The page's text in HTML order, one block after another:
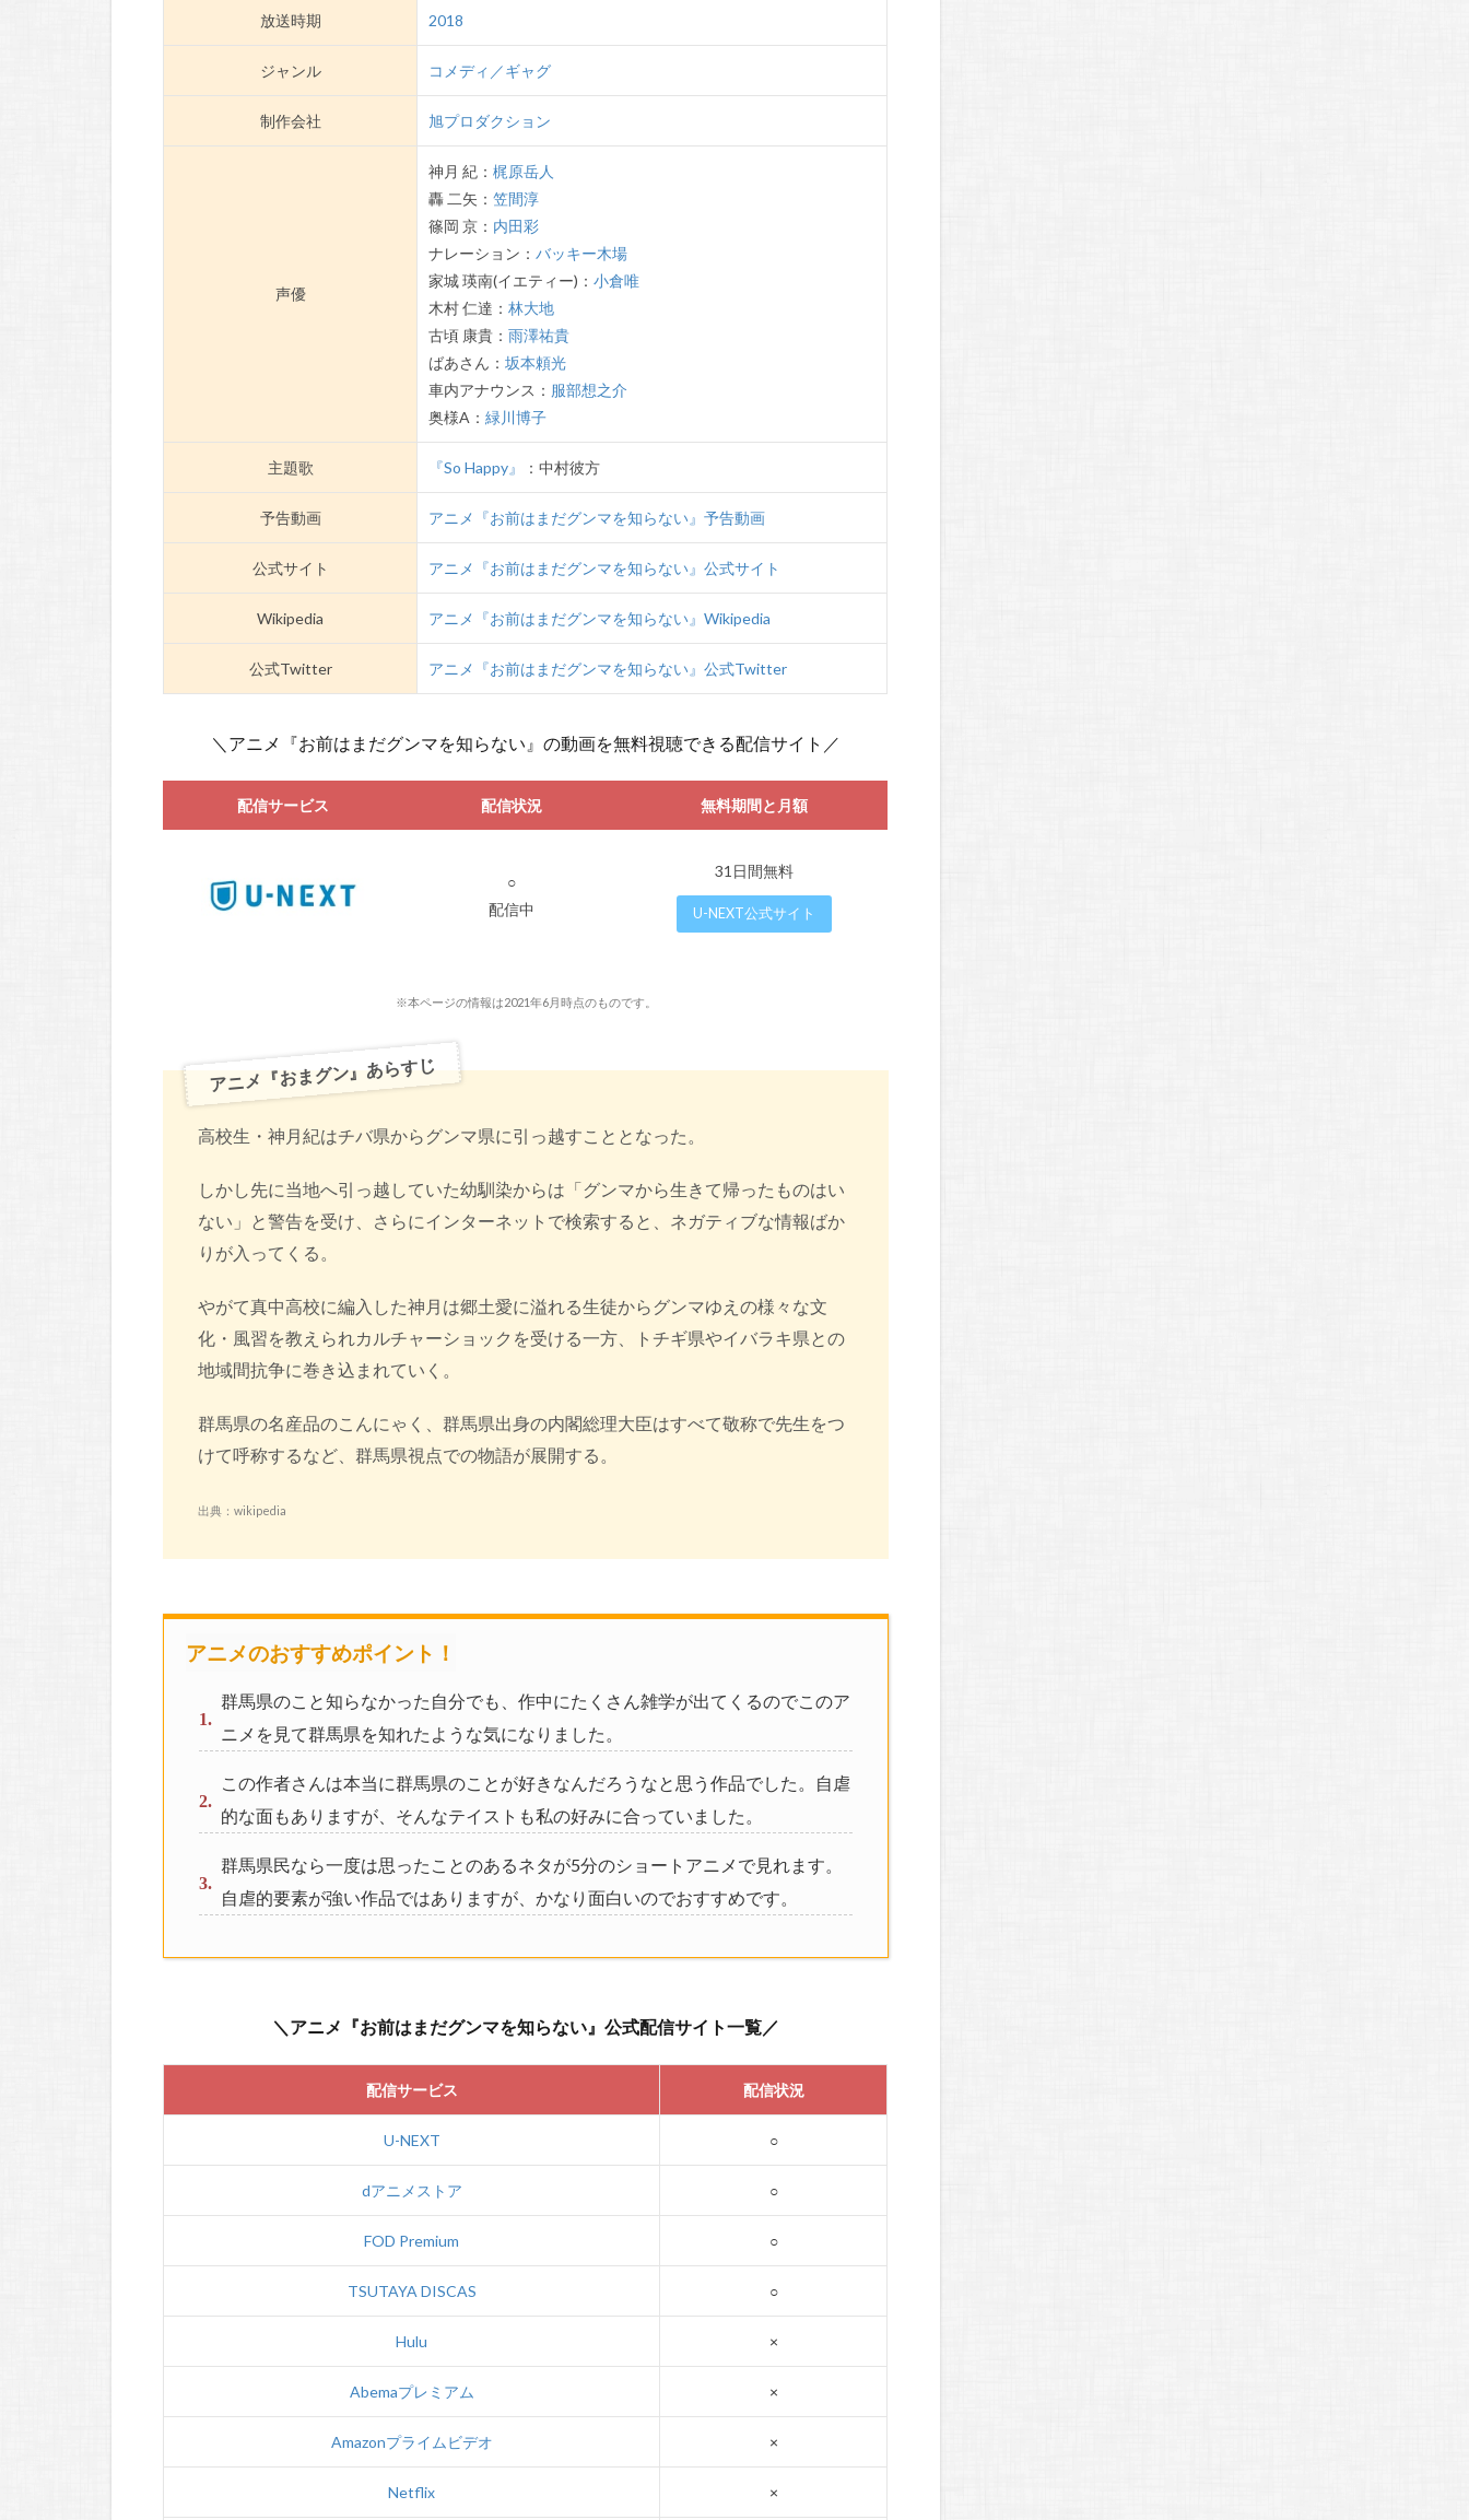
放送時期 2018
ジャンル コメディ／ギャグ
制作会社 旭プロダクション
声優
神月 紀：梶原岳人
轟 二矢：笠間淳
篠岡 京： 内田彩
ナレーション：バッキー木場
家城 瑛南(イエティー)：小倉唯
木村 仁達：林大地
古頃 康貴：雨澤祐貴
ばあさん：坂本頼光
車内アナウンス： 服部想之介
奥様A：緑川博子
主題歌 『So Happy』 ：中村彼方
予告動画 アニメ『お前はまだグンマを知らない』予告動画
公式サイト アニメ『お前はまだグンマを知らない』公式サイト
Wikipedia アニメ『お前はまだグンマを知らない』Wikipedia
公式Twitter アニメ『お前はまだグンマを知らない』公式Twitter
＼アニメ『お前はまだグンマを知らない』の動画を無料視聴できる配信サイト／
配信サービス 配信状況 無料期間と月額
○
配信中
31日間無料
U-NEXT公式サイト
※本ページの情報は2021年6月時点のものです。
アニメ『おまグン』あらすじ
高校生・神月紀はチバ県からグンマ県に引っ越すこととなった。
しかし先に当地へ引っ越していた幼馴染からは「グンマから生きて帰ったものはい
ない」と警告を受け、さらにインターネットで検索すると、ネガティブな情報ばか
りが入ってくる。
やがて真中高校に編入した神月は郷土愛に溢れる生徒からグンマゆえの様々な文
化・風習を教えられカルチャーショックを受ける一方、トチギ県やイバラキ県との
地域間抗争に巻き込まれていく。
群馬県の名産品のこんにゃく、群馬県出身の内閣総理大臣はすべて敬称で先生をつ
けて呼称するなど、群馬県視点での物語が展開する。
出典：wikipedia
アニメのおすすめポイント！
群馬県のこと知らなかった自分でも、作中にたくさん雑学が出てくるのでこのア
ニメを見て群馬県を知れたような気になりました。
この作者さんは本当に群馬県のことが好きなんだろうなと思う作品でした。自虐
的な面もありますが、そんなテイストも私の好みに合っていました。
群馬県民なら一度は思ったことのあるネタが5分のショートアニメで見れます。
自虐的要素が強い作品ではありますが、かなり面白いのでおすすめです。
＼アニメ『お前はまだグンマを知らない』公式配信サイト一覧／
配信サービス 配信状況
U-NEXT ○
dアニメストア ○
FOD Premium ○
TSUTAYA DISCAS ○
Hulu ×
Abemaプレミアム ×
Amazonプライムビデオ ×
Netflix ×